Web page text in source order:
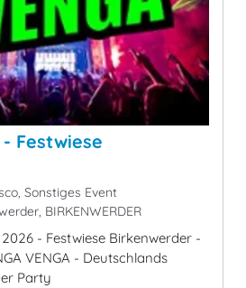
Festwiese
Sonstiges Event
BIRKENWERDER
- Festwiese Birkenwerder -
VENGA - Deutschlands
Party